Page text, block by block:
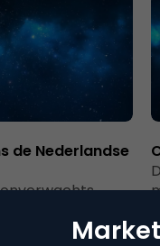
de Nederlandse
aan een rots